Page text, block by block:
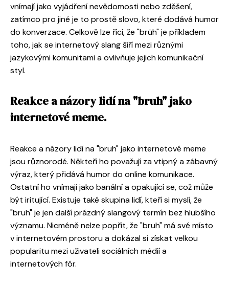
vnímají jako vyjádření nevědomosti nebo zděšení,
zatímco pro jiné je to prostě slovo, které dodává humor
do konverzace. Celkově lze říci, že "brüh" je příkladem
toho, jak se internetový slang šíří mezi různými
jazykovými komunitami a ovlivňuje jejich komunikační
styl.
Reakce a názory lidí na "bruh" jako
internetové meme.
Reakce a názory lidí na "bruh" jako internetové meme
jsou různorodé. Někteří ho považují za vtipný a zábavný
výraz, který přidává humor do online komunikace.
Ostatní ho vnímají jako banální a opakující se, což může
být iritující. Existuje také skupina lidí, kteří si myslí, že
"bruh" je jen další prázdný slangový termín bez hlubšího
významu. Nicméně nelze popřít, že "bruh" má své místo
v internetovém prostoru a dokázal si získat velkou
popularitu mezi uživateli sociálních médií a
internetových fór.